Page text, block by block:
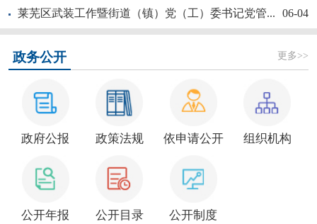
新大众文艺全民秀 | 莱芜区“活悦莱芜”文艺...
莱芜区政协“深耕红色文化讲好莱芜故事”商量活...
莱芜区武装工作暨街道（镇）党（工）委书记党管...
06-04
政务公开 更多>>
政府公报 政策法规 依申请公开 组织机构
公开年报 公开目录 公开制度